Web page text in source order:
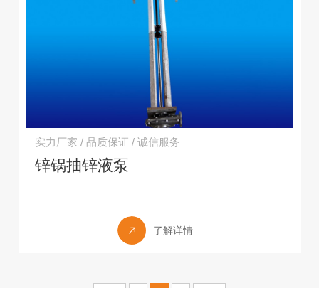
实力厂家 / 品质保证 / 诚信服务
锌锅抽锌液泵
了解详情